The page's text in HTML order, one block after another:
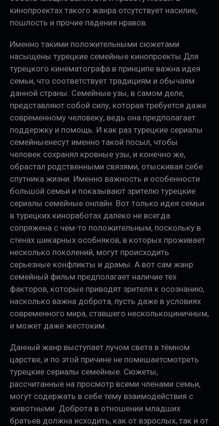
кинопроектах такого жанра отсутствует насилие,
пошлость и прочие падения нравов.
Именно такими положительными сюжетами
насыщены турецкие семейные кинопроекты.Для
турецкого кинематографа в принципе важна идея
семьи, что соответствует традициям и обычаям
данной страны. Семейные узы, в самом деле,
представляют собой силу, которая требуется даже
современному человеку, ведь она предполагает
поддержку и помощь. И как раз турецкие сериалы
семейныенесут именно такой посыл, чтобы
человек сохранял кровные узы, и конечно же,
обрастал родственными связями, отыскивая себе
спутника жизни. Именно важность и особенности
большой семьи и показывают зрителю турецкие
сериалы семейные онлайн. Вот только идея семьи
в турецких киноработах далеко не всегда
сопряжена с чем-то положительным, поскольку в
стенах шикарных особняков, в которых проживает
несколько поколений, могут происходить
серьезные конфликты и драмы. А вот сам жанр
семейный фильм предполагает наличие тех
факторов, которые приводят зрителя к осознанию,
насколько важна доброта, пусть даже в условиях
современного мира, ставшего несколькоциничным,
и может даже жестоким.
Данный жанр выступает лучом света в тёмном
царстве, и по этой причине не помешаетсмотреть
турецкие сериалы семейные. Сюжеты,
рассчитанные на просмотр всеми членами семьи,
могут содержать в себе тему взаимодействия с
животными. Доброта в отношении младших
братьев должна исходить, как от взрослых, так и от